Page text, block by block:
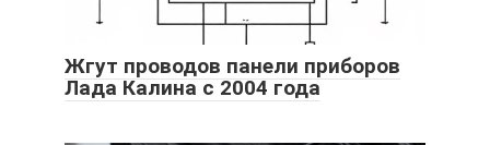
Жгут проводов панели приборов
Лада Калина с 2004 года